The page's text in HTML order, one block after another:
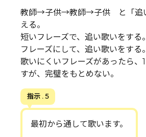
教師→子供→教師→子供 と「追
える。
短いフレーズで、追い歌いをする
フレーズにして、追い歌いをする。
歌いにくいフレーズがあったら、
すが、完璧をもとめない。
指示 . 5
最初から通して歌います。